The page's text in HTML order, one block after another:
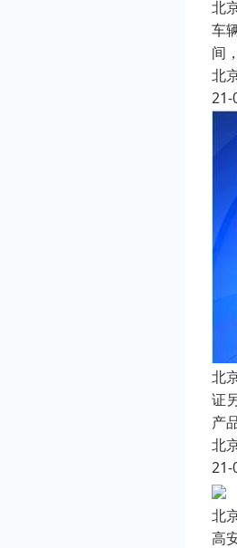
北
车
间
北
21-
北
证
产
北
21-
北
高